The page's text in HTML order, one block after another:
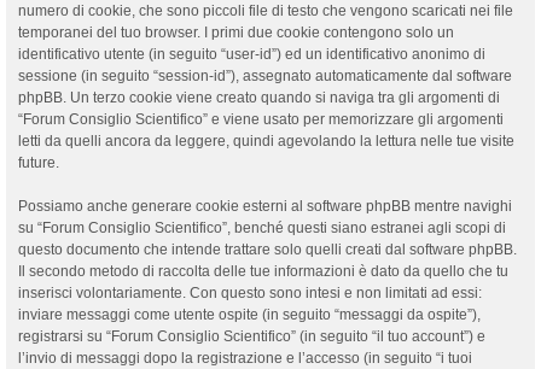
numero di cookie, che sono piccoli file di testo che vengono scaricati nei file
temporanei del tuo browser. I primi due cookie contengono solo un
identificativo utente (in seguito “user-id”) ed un identificativo anonimo di
sessione (in seguito “session-id”), assegnato automaticamente dal software
phpBB. Un terzo cookie viene creato quando si naviga tra gli argomenti di
“Forum Consiglio Scientifico” e viene usato per memorizzare gli argomenti
letti da quelli ancora da leggere, quindi agevolando la lettura nelle tue visite
future.
Possiamo anche generare cookie esterni al software phpBB mentre navighi
su “Forum Consiglio Scientifico”, benché questi siano estranei agli scopi di
questo documento che intende trattare solo quelli creati dal software phpBB.
Il secondo metodo di raccolta delle tue informazioni è dato da quello che tu
inserisci volontariamente. Con questo sono intesi e non limitati ad essi:
inviare messaggi come utente ospite (in seguito “messaggi da ospite”),
registrarsi su “Forum Consiglio Scientifico” (in seguito “il tuo account”) e
l’invio di messaggi dopo la registrazione e l’accesso (in seguito “i tuoi